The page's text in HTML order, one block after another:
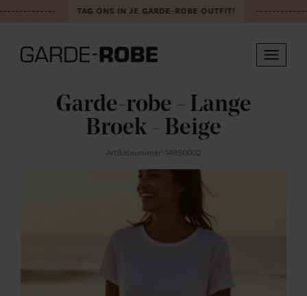
TAG ONS IN JE GARDE-ROBE OUTFIT!
Toggle
Garde-robe - Lange
Broek - Beige
Artikelnummer: 14950002